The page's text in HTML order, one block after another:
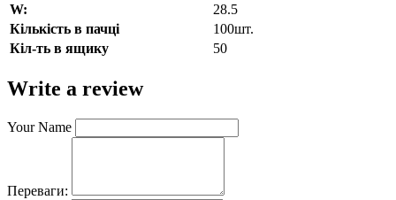
W:
28.5
Кількість в пачці
100шт.
Кіл-ть в ящику
50
Write a review
Your Name
Переваги: